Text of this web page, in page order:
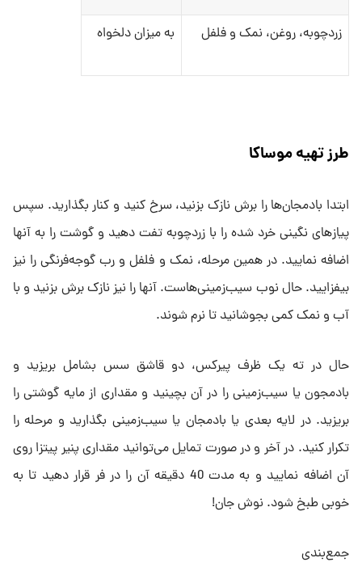
زردچوبه، روغن، نمک و فلفل به میزان دلخواه
طرز تهیه موساکا
ابتدا بادمجان‌ها را برش نازک بزنید، سرخ کنید و کنار بگذارید. سپس
پیازهای نگینی خرد شده را با زردچوبه تفت دهید و گوشت را به آنها
اضافه نمایید. در همین مرحله، نمک و فلفل و رب گوجه‌فرنگی را نیز
بیفزایید. حال نوب سیب‌زمینی‌هاست. آنها را نیز نازک برش بزنید و با
آب و نمک کمی بجوشانید تا نرم شوند.
حال در ته یک ظرف پیرکس، دو قاشق سس بشامل بریزید و
بادمجون یا سیب‌زمینی را در آن بچینید و مقداری از مایه گوشتی را
بریزید. در لایه بعدی یا بادمجان یا سیب‌زمینی بگذارید و مرحله را
تکرار کنید. در آخر و در صورت تمایل می‌توانید مقداری پنیر پیتزا روی
آن اضافه نمایید و به مدت 40 دقیقه آن را در فر قرار دهید تا به
خوبی طبخ شود. نوش جان!
جمع‌بندی